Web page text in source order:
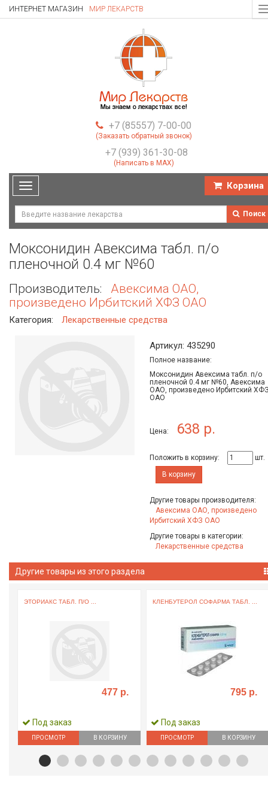
ИНТЕРНЕТ МАГАЗИН МИР ЛЕКАРСТВ
+7 (85557) 7-00-00
(Заказать обратный звонок)
+7 (939) 361-30-08
(Написать в MAX)
Toggle
navigation
Корзина
Поиск
Моксонидин Авексима табл. п/о
пленочной 0.4 мг №60
Производитель:
Авексима ОАО,
произведено Ирбитский ХФЗ ОАО
Категория: Лекарственные средства
Артикул: 435290
Полное название:
Моксонидин Авексима табл. п/о
пленочной 0.4 мг №60, Авексима
ОАО, произведено Ирбитский
ОАО
Цена: 638 р.
Положить в корзину:
шт.
В корзину
Другие товары производителя:
Авексима ОАО, произведено
Ирбитский ХФЗ ОАО
Другие товары в категории:
Лекарственные средства
Другие товары из этого раздела
ЭТОРИАКС ТАБЛ. П/О ...
477 р.
Под заказ
ПРОСМОТР В КОРЗИНУ
КЛЕНБУТЕРОЛ СОФАРМА ТАБЛ. ...
795 р.
Под заказ
ПРОСМОТР В КОРЗИНУ